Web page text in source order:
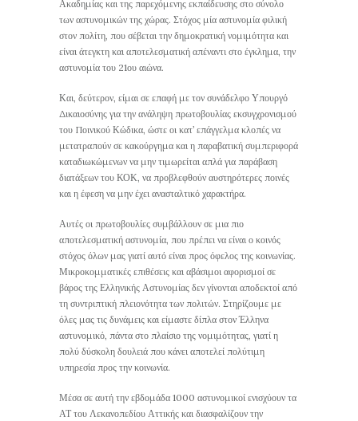
Ακαδημίας και της παρεχόμενης εκπαίδευσης στο σύνολο
των αστυνομικών της χώρας. Στόχος μία αστυνομία φιλική
στον πολίτη, που σέβεται την δημοκρατική νομιμότητα και
είναι άτεγκτη και αποτελεσματική απέναντι στο έγκλημα, την
αστυνομία του 21ου αιώνα.
Και, δεύτερον, είμαι σε επαφή με τον συνάδελφο Υπουργό
Δικαιοσύνης για την ανάληψη πρωτοβουλίας εκσυγχρονισμού
του Ποινικού Κώδικα, ώστε οι κατ’ επάγγελμα κλοπές να
μετατραπούν σε κακούργημα και η παραβατική συμπεριφορά
καταδιωκώμενων να μην τιμωρείται απλά για παράβαση
διατάξεων του ΚΟΚ, να προβλεφθούν αυστηρότερες ποινές
και η έφεση να μην έχει ανασταλτικό χαρακτήρα.
Αυτές οι πρωτοβουλίες συμβάλλουν σε μια πιο
αποτελεσματική αστυνομία, που πρέπει να είναι ο κοινός
στόχος όλων μας γιατί αυτό είναι προς όφελος της κοινωνίας.
Μικροκομματικές επιθέσεις και αβάσιμοι αφορισμοί σε
βάρος της Ελληνικής Αστυνομίας δεν γίνονται αποδεκτοί από
τη συντριπτική πλειονότητα των πολιτών. Στηρίζουμε με
όλες μας τις δυνάμεις και είμαστε δίπλα στον Έλληνα
αστυνομικό, πάντα στο πλαίσιο της νομιμότητας, γιατί η
πολύ δύσκολη δουλειά που κάνει αποτελεί πολύτιμη
υπηρεσία προς την κοινωνία.
Μέσα σε αυτή την εβδομάδα 1000 αστυνομικοί ενισχύουν τα
ΑΤ του Λεκανοπεδίου Αττικής και διασφαλίζουν την